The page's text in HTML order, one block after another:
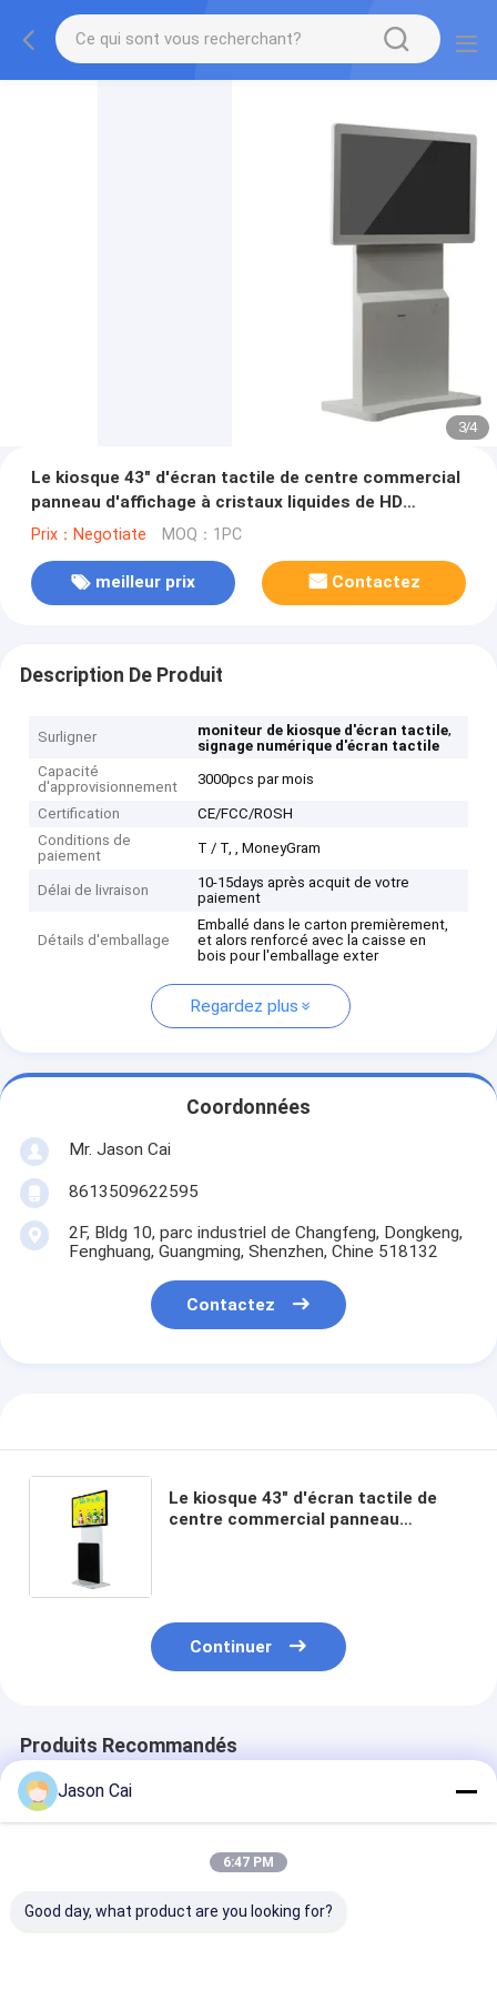
3/4
Le kiosque 43" d'écran tactile de centre commercial
panneau d'affichage à cristaux liquides de HD
tournent l'affichage d'Android Windows
Prix：Negotiate MOQ：1PC
meilleur prix Contactez
Description De Produit
Surligner moniteur de kiosque d'écran tactile,
signage numérique d'écran tactile
Capacité
d'approvisionnement
3000pcs par mois
Certification
CE/FCC/ROSH
Conditions de
paiement
T / T, , MoneyGram
Délai de livraison
10-15days après acquit de votre
paiement
Détails d'emballage
Emballé dans le carton premièrement,
et alors renforcé avec la caisse en
bois pour l'emballage exter
Regardez plus
Coordonnées
Mr. Jason Cai
8613509622595
2F, Bldg 10, parc industriel de Changfeng, Dongkeng,
Fenghuang, Guangming, Shenzhen, Chine 518132
Contactez
Le kiosque 43" d'écran tactile de
centre commercial panneau
Continuer
Produits Recommandés
Jason Cai
6:47 PM
Good day, what product are you looking for?